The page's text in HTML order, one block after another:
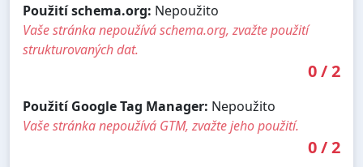
Použití schema.org: Nepoužito
Vaše stránka nepoužívá schema.org, zvažte použití
strukturovaných dat.
0/2
Použití Google Tag Manager: Nepoužito
Vaše stránka nepoužívá GTM, zvažte jeho použití.
0/2